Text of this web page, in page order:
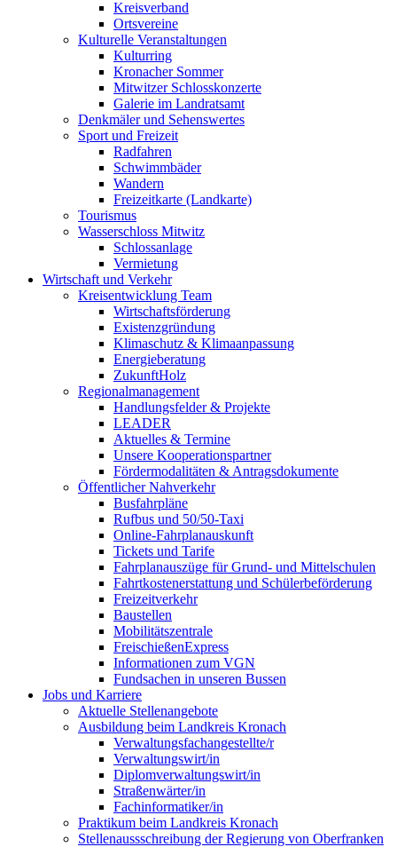
Kreisverband
Ortsvereine
Kulturelle Veranstaltungen
Kulturring
Kronacher Sommer
Mitwitzer Schlosskonzerte
Galerie im Landratsamt
Denkmäler und Sehenswertes
Sport und Freizeit
Radfahren
Schwimmbäder
Wandern
Freizeitkarte (Landkarte)
Tourismus
Wasserschloss Mitwitz
Schlossanlage
Vermietung
Wirtschaft und Verkehr
Kreisentwicklung Team
Wirtschaftsförderung
Existenzgründung
Klimaschutz & Klimaanpassung
Energieberatung
ZukunftHolz
Regionalmanagement
Handlungsfelder & Projekte
LEADER
Aktuelles & Termine
Unsere Kooperationspartner
Fördermodalitäten & Antragsdokumente
Öffentlicher Nahverkehr
Busfahrpläne
Rufbus und 50/50-Taxi
Online-Fahrplanauskunft
Tickets und Tarife
Fahrplanauszüge für Grund- und Mittelschulen
Fahrtkostenerstattung und Schülerbeförderung
Freizeitverkehr
Baustellen
Mobilitätszentrale
FreischießenExpress
Informationen zum VGN
Fundsachen in unseren Bussen
Jobs und Karriere
Aktuelle Stellenangebote
Ausbildung beim Landkreis Kronach
Verwaltungsfachangestellte/r
Verwaltungswirt/in
Diplomverwaltungswirt/in
Straßenwärter/in
Fachinformatiker/in
Praktikum beim Landkreis Kronach
Stellenaussschreibung der Regierung von Oberfranken